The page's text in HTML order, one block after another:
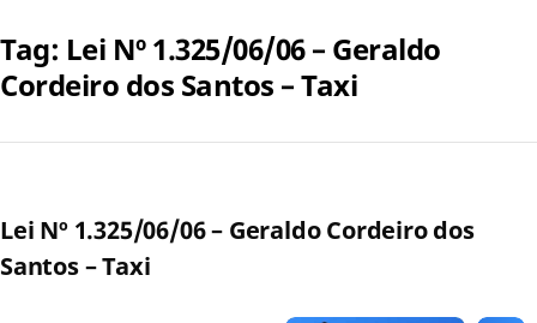
Tag: Lei Nº 1.325/06/06 – Geraldo
Cordeiro dos Santos – Taxi
Lei Nº 1.325/06/06 – Geraldo Cordeiro dos
Santos – Taxi